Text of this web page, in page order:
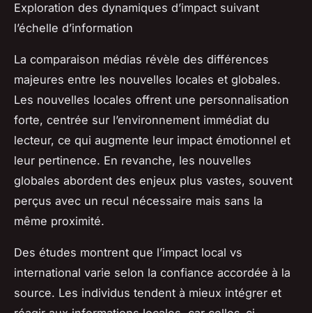
Exploration des dynamiques d’impact suivant
l’échelle d’information
La comparaison médias révèle des différences
majeures entre les nouvelles locales et globales.
Les nouvelles locales offrent une personnalisation
forte, centrée sur l’environnement immédiat du
lecteur, ce qui augmente leur impact émotionnel et
leur pertinence. En revanche, les nouvelles
globales abordent des enjeux plus vastes, souvent
perçus avec un recul nécessaire mais sans la
même proximité.
Des études montrent que l’impact local vs
international varie selon la confiance accordée à la
source. Les individus tendent à mieux intégrer et